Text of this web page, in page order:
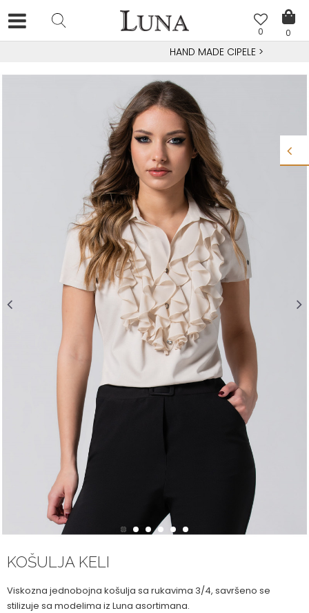
0
0
HAND MADE CIPELE >
1 2 3 4 5 6
KOŠULJA KELI
Viskozna jednobojna košulja sa rukavima 3/4, savršeno se
stilizuje sa modelima iz Luna asortimana.